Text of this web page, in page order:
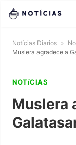
Notícias Diarios »
Muslera agradece a
NOTíCIAS
Muslera